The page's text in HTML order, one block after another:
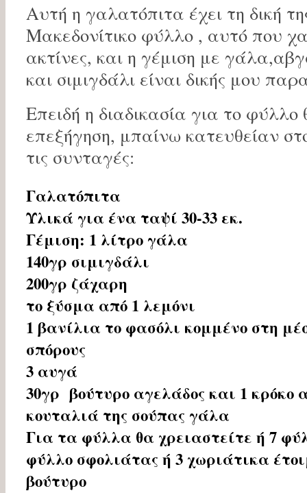
Αυτή η γαλατόπιτα έχει τη δική
Μακεδονίτικο φύλλο , αυτό που
ακτίνες, και η γέμιση με
και σιμιγδάλι είναι δικής μου
Επειδή η διαδικασία για το φύλλο
επεξήγηση, μπαίνω κατευθείαν
τις συνταγές:
Γαλατόπιτα
Υλικά για ένα ταψί 30-33 εκ.
Γέμιση: 1 λίτρο γάλα
140γρ σιμιγδάλι
200γρ ζάχαρη
το ξύσμα από 1 λεμόνι
1 βανίλια το φασόλι κομμένο στη
σπόρους
3 αυγά
30γρ βούτυρο αγελάδος και 1 κρόκο
κουταλιά της σούπας γάλα
Για τα φύλλα θα χρειαστείτε ή 7
φύλλο σφολιάτας ή 3 χωριάτικα
βούτυρο